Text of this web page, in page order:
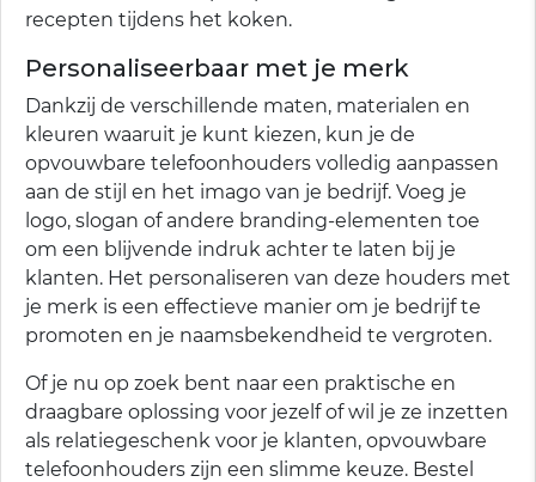
recepten tijdens het koken.
Personaliseerbaar met je merk
Dankzij de verschillende maten, materialen en
kleuren waaruit je kunt kiezen, kun je de
opvouwbare telefoonhouders volledig aanpassen
aan de stijl en het imago van je bedrijf. Voeg je
logo, slogan of andere branding-elementen toe
om een blijvende indruk achter te laten bij je
klanten. Het personaliseren van deze houders met
je merk is een effectieve manier om je bedrijf te
promoten en je naamsbekendheid te vergroten.
Of je nu op zoek bent naar een praktische en
draagbare oplossing voor jezelf of wil je ze inzetten
als relatiegeschenk voor je klanten, opvouwbare
telefoonhouders zijn een slimme keuze. Bestel